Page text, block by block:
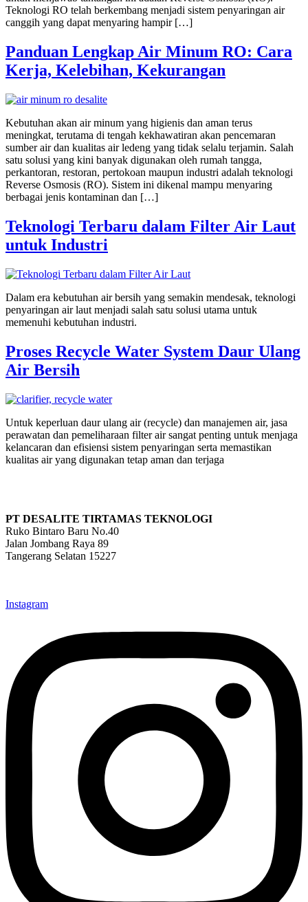
Teknologi RO telah berkembang menjadi sistem penyaringan air
canggih yang dapat menyaring hampir […]
Panduan Lengkap Air Minum RO: Cara
Kerja, Kelebihan, Kekurangan
Kebutuhan akan air minum yang higienis dan aman terus
meningkat, terutama di tengah kekhawatiran akan pencemaran
sumber air dan kualitas air ledeng yang tidak selalu terjamin. Salah
satu solusi yang kini banyak digunakan oleh rumah tangga,
perkantoran, restoran, pertokoan maupun industri adalah teknologi
Reverse Osmosis (RO). Sistem ini dikenal mampu menyaring
berbagai jenis kontaminan dan […]
Teknologi Terbaru dalam Filter Air Laut
untuk Industri
Dalam era kebutuhan air bersih yang semakin mendesak, teknologi
penyaringan air laut menjadi salah satu solusi utama untuk
memenuhi kebutuhan industri.
Proses Recycle Water System Daur Ulang
Air Bersih
Untuk keperluan daur ulang air (recycle) dan manajemen air, jasa
perawatan dan pemeliharaan filter air sangat penting untuk menjaga
kelancaran dan efisiensi sistem penyaringan serta memastikan
kualitas air yang digunakan tetap aman dan terjaga
PT DESALITE TIRTAMAS TEKNOLOGI
Ruko Bintaro Baru No.40
Jalan Jombang Raya 89
Tangerang Selatan 15227
Instagram